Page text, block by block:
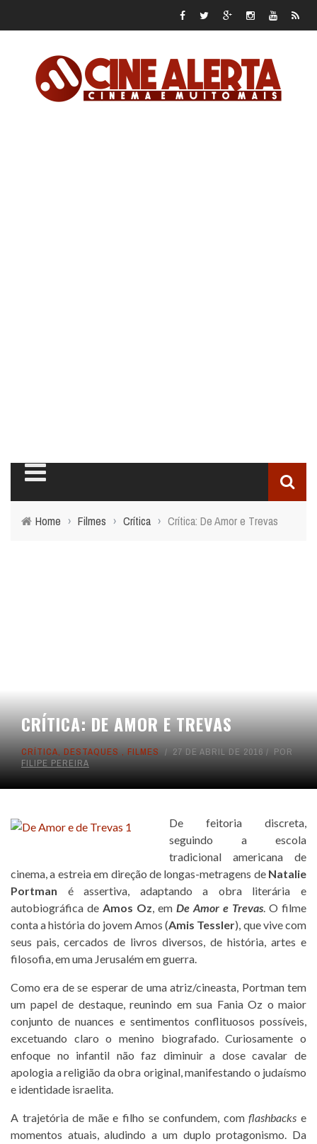
Cine Alerta – Cinema e
muito mais!
Ponte de Comando
Home › Filmes › Crítica › Crítica: De Amor e Trevas
CRÍTICA: DE AMOR E TREVAS
CRÍTICA, DESTAQUES , FILMES 27 DE ABRIL DE 2016
POR
FILIPE PEREIRA
De feitoria discreta,
seguindo a escola
tradicional americana de
cinema, a estreia em direção de longas-metragens de Natalie
Portman é assertiva, adaptando a obra literária e
autobiográfica de Amos Oz, em De Amor e Trevas. O filme
conta a história do jovem Amos (Amis Tessler), que vive com
seus pais, cercados de livros diversos, de história, artes e
filosofia, em uma Jerusalém em guerra.
Como era de se esperar de uma atriz/cineasta, Portman tem
um papel de destaque, reunindo em sua Fania Oz o maior
conjunto de nuances e sentimentos conflituosos possíveis,
excetuando claro o menino biografado. Curiosamente o
enfoque no infantil não faz diminuir a dose cavalar de
apologia a religião da obra original, manifestando o judaísmo
e identidade israelita.
A trajetória de mãe e filho se confundem, comflashbacks e
momentos atuais, aludindo a um duplo protagonismo. Da